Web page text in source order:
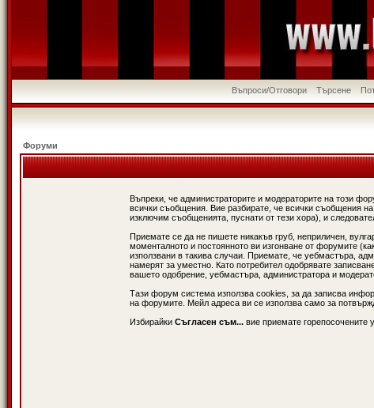
Въпроси/Отговори Търсене
Форуми
Въпреки, че администраторите и модераторите на този
всички съобщения. Вие разбирате, че всички съобщения
изключим съобщенията, пуснати от тези хора), и
Приемате се да не пишете никакъв груб, неприличен,
моменталното и постоянното ви изгонване от форумите
използвани в такива случаи. Приемате, че уебмастъра,
намерят за уместно. Като потребител одобрявате
вашето одобрение, уебмастъра, администратора и
Тази форум система използва cookies, за да записва
на форумите. Мейл адреса ви се използва само за
Избирайки Съгласен съм...вие приемате горепосочените